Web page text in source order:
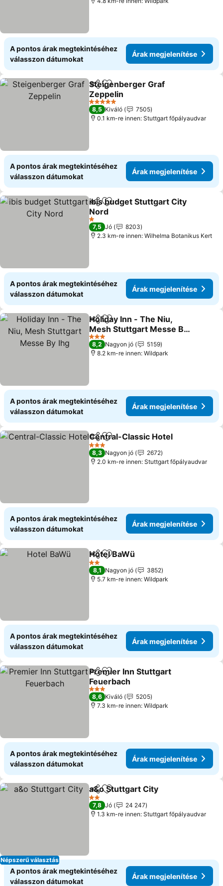
A pontos árak megtekintéséhez
válasszon dátumokat
Árak megjelenítése
Megosztás
Hozzáadás a kedvencekhez
Steigenberger Graf
Zeppelin
Árak megjelenítése
5 Kategória
8,5 Kiváló
7505
0.1 km-re innen: Stuttgart főpályaudvar
A pontos árak megtekintéséhez
válasszon dátumokat
Árak megjelenítése
Megosztás
Hozzáadás a kedvencekhez
ibis budget Stuttgart City
Nord
Árak megjelenítése
1 Kategória
7,5 Jó
8203
2.3 km-re innen: Wilhelma Botanikus Kert
A pontos árak megtekintéséhez
válasszon dátumokat
Árak megjelenítése
Megosztás
Hozzáadás a kedvencekhez
Holiday Inn - The Niu,
Mesh Stuttgart Messe By
Ihg
Árak megjelenítése
3 Kategória
8,2 Nagyon jó
5159
8.2 km-re innen: Wildpark
A pontos árak megtekintéséhez
válasszon dátumokat
Árak megjelenítése
Megosztás
Hozzáadás a kedvencekhez
Central-Classic Hotel
3 Kategória
8,3 Nagyon jó
2672
2.0 km-re innen: Stuttgart főpályaudvar
A pontos árak megtekintéséhez
válasszon dátumokat
Árak megjelenítése
Megosztás
Hozzáadás a kedvencekhez
Hotel BaWü
2 Kategória
8,1 Nagyon jó
3852
5.7 km-re innen: Wildpark
A pontos árak megtekintéséhez
válasszon dátumokat
Árak megjelenítése
Megosztás
Hozzáadás a kedvencekhez
Premier Inn Stuttgart
Feuerbach
Árak megjelenítése
3 Kategória
8,6 Kiváló
5205
7.3 km-re innen: Wildpark
A pontos árak megtekintéséhez
válasszon dátumokat
Árak megjelenítése
Népszerű választás
Megosztás
Hozzáadás a kedvencekhez
a&o Stuttgart City
2 Kategória
7,8 Jó
24 247
1.3 km-re innen: Stuttgart főpályaudvar
A pontos árak megtekintéséhez
válasszon dátumokat
Árak megjelenítése